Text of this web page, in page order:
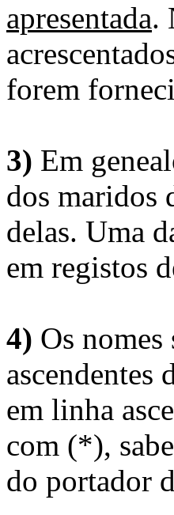
apresentada.
forem
3) Em
dos maridos
delas. Uma
em registos
4) Os
ascendentes
em linha
com (*),
do portador